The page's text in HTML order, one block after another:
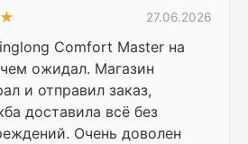
27.06.2026
Comfort Master на
ожидал. Магазин
и отправил заказ,
доставила всё без
Очень доволен